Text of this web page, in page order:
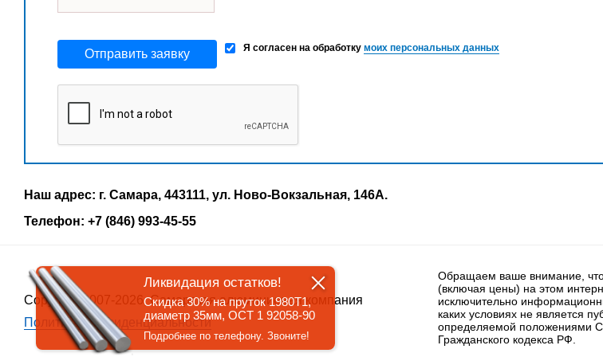
Отправить заявку Я согласен на обработку моих персональных данных
Наш адрес: г. Самара, 443111, ул. Ново-Вокзальная, 146А.
Телефон: +7 (846) 993-45-55
Copyrigth 2007-2026, Самарская алюминиевая компания
Политика конфиденциальности
Обращаем ваше внимание,
(включая цены) на этом
исключительно
каких условиях не является
определяемой положениями
Гражданского кодекса РФ.
Ликвидация остатков!
Скидка 30% на пруток 1980Т1,
диаметр 35мм, ОСТ 1 92058-90
Подробнее по телефону. Звоните!